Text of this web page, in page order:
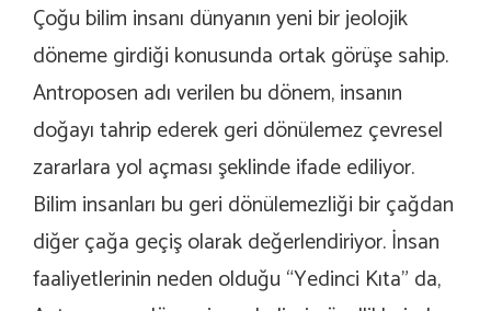
Çoğu bilim insanı dünyanın yeni bir jeolojik
döneme girdiği konusunda ortak görüşe sahip.
Antroposen adı verilen bu dönem, insanın
doğayı tahrip ederek geri dönülemez çevresel
zararlara yol açması şeklinde ifade ediliyor.
Bilim insanları bu geri dönülemezliği bir çağdan
diğer çağa geçiş olarak değerlendiriyor. İnsan
faaliyetlerinin neden olduğu “Yedinci Kıta” da,